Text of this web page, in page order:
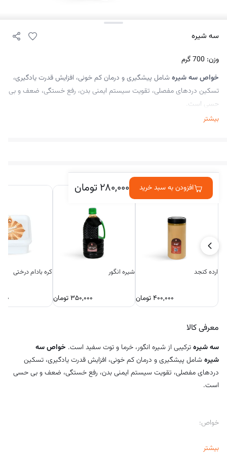
سه شیره
وزن: 700 گرم
خواص سه شیرهشامل پیشگیری و درمان کم خونی، افزایش قدرت یادگیری،
تسکین دردهای مفصلی، تقویت سیستم ایمنی بدن، رفع خستگی، ضعف و بی
حسی است.
بیشتر
۲۸۰,۰۰۰تومان افزودن به سبد خرید
در کنارش خریداری شده
ارده کنجد
۴۰۰,۰۰۰ تومان
شیره انگور
۳۵۰,۰۰۰تومان
کره بادام درختی
معرفی کالا
سه شیرهترکیبی از شیره انگور، خرما و توت سفید است. خواص سه
شیرهشامل پیشگیری و درمان کم خونی، افزایش قدرت یادگیری، تسکین
دردهای مفصلی، تقویت سیستم ایمنی بدن، رفع خستگی، ضعف و بی حسی
است.
خواص:
بیشتر